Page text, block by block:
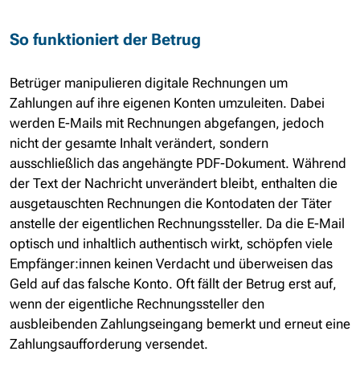
So funktioniert der Betrug
Betrüger manipulieren digitale Rechnungen um
Zahlungen auf ihre eigenen Konten umzuleiten. Dabei
werden E-Mails mit Rechnungen abgefangen, jedoch
nicht der gesamte Inhalt verändert, sondern
ausschließlich das angehängte PDF-Dokument. Während
der Text der Nachricht unverändert bleibt, enthalten die
ausgetauschten Rechnungen die Kontodaten der Täter
anstelle der eigentlichen Rechnungssteller. Da die E-Mail
optisch und inhaltlich authentisch wirkt, schöpfen viele
Empfänger:innen keinen Verdacht und überweisen das
Geld auf das falsche Konto. Oft fällt der Betrug erst auf,
wenn der eigentliche Rechnungssteller den
ausbleibenden Zahlungseingang bemerkt und erneut eine
Zahlungsaufforderung versendet.